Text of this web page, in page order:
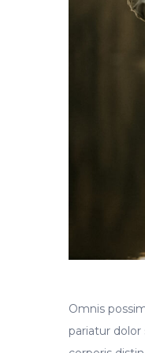
Omnis
pariatur